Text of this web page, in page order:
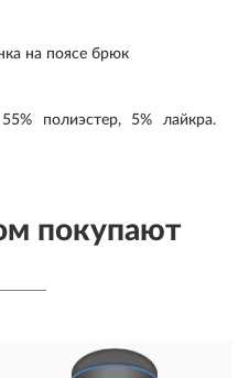
на поясе брюк
полиэстер, 5% лайкра.
покупают